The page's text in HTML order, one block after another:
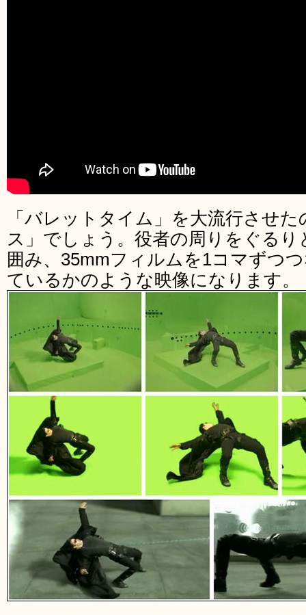
「バレットタイム」を大流行させ
ス」でしょう。役者の周りをぐる
囲み、35mmフィルムを1コマずつ
ているかのような映像になります。